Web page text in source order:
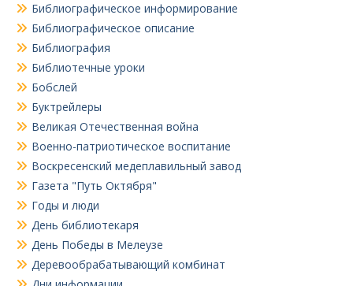
Библиографическое информирование
Библиографическое описание
Библиография
Библиотечные уроки
Бобслей
Буктрейлеры
Великая Отечественная война
Военно-патриотическое воспитание
Воскресенский медеплавильный завод
Газета "Путь Октября"
Годы и люди
День библиотекаря
День Победы в Мелеузе
Деревообрабатывающий комбинат